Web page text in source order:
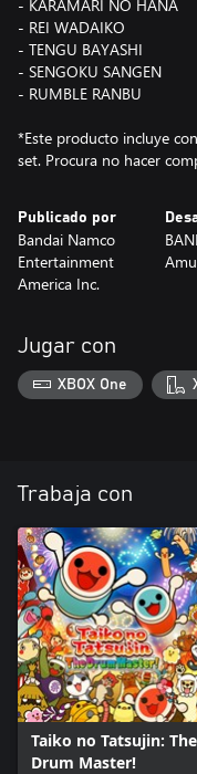
- KARAMARI NO HANA
- REI WADAIKO
- TENGU BAYASHI
- SENGOKU SANGEN
- RUMBLE RANBU
*Este producto incluye
set. Procura no hacer
Publicado por
Bandai Namco
Entertainment
America Inc.
Jugar con
XBOX One
Trabaja con
Taiko no Tatsujin: The
Drum Master!